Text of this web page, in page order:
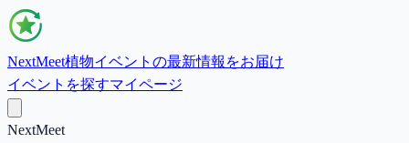
NextMeet植物イベントの最新情報をお届け
イベントを探すマイページ
NextMeet